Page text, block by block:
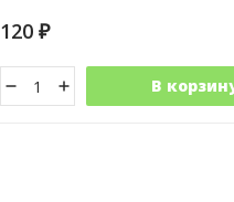
120 ₽
В